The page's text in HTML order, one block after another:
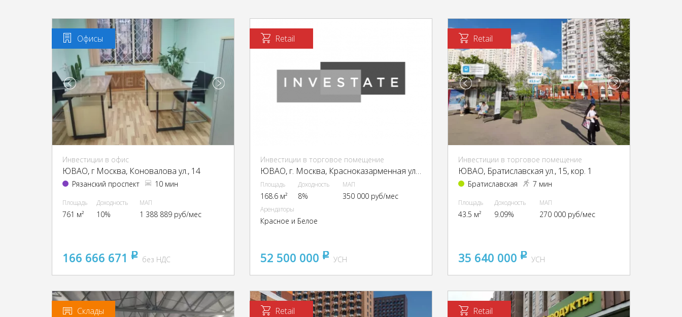
Офисы
Инвестиции в офис
ЮВАО, г Москва, Коновалова ул., 14
Рязанский проспект 10 мин
Площадь
761 м²
Доходность
10%
МАП
1 388 889 руб/мес
166 666 671 pуббез НДС
Retail
Инвестиции в торговое помещение
ЮВАО, г. Москва, Красноказарменная ул., 23
Площадь
168.6 м²
Доходность
8%
МАП
350 000 руб/мес
Арендаторы
Красное и Белое
52 500 000 pуб
УСН
Retail
Инвестиции в торговое помещение
ЮВАО, Братиславская ул., 15, кор. 1
Братиславская 7 мин
Площадь
43.5 м²
Доходность
9.09%
МАП
270 000 руб/мес
35 640 000 pуб
УСН
Склады Retail Retail